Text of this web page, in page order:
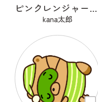
ピンクレンジャーアフロ🩷
kana太郎